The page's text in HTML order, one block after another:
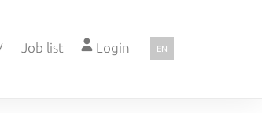
Job list Login EN